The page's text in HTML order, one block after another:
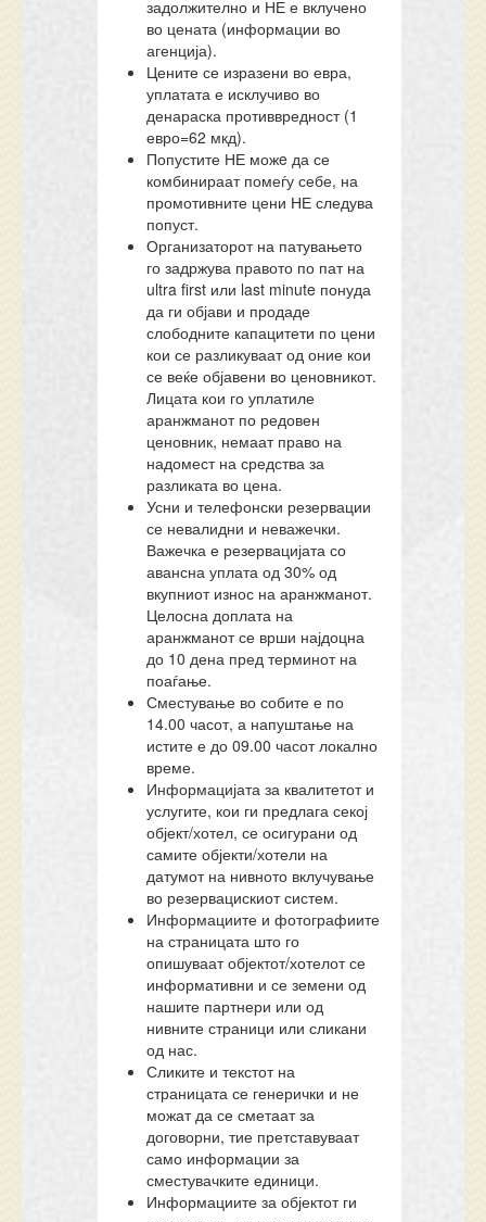
задолжително и НЕ е вклучено
во цената (информации во
агенција).
Цените се изразени во евра,
уплатата е исклучиво во
денараска противвредност (1
евро=62 мкд).
Попустите НЕ можe да се
комбинираат помеѓу себе, на
промотивните цени НЕ следува
попуст.
Организаторот на патувањето
го задржува правото по пат на
ultra first или last minute понуда
да ги објави и продаде
слободните капацитети по цени
кои се разликуваат од оние кои
се веќе објавени во ценовникот.
Лицата кои го уплатиле
аранжманот по редовен
ценовник, немаат право на
надомест на средства за
разликата во цена.
Усни и телефонски резервации
се невалидни и неважечки.
Важечка е резервацијата со
авансна уплата од 30% од
вкупниот износ на аранжманот.
Целосна доплата на
аранжманот се врши најдоцна
до 10 дена пред терминот на
поаѓање.
Сместување во собите е по
14.00 часот, а напуштање на
истите е до 09.00 часот локално
време.
Информацијата за квалитетот и
услугите, кои ги предлага секој
објект/хотел, се осигурани од
самите објекти/хотели на
датумот на нивното вклучување
во резервацискиот систем.
Информациите и фотографиите
на страницата што го
опишуваат објектот/хотелот се
информативни и се земени од
нашите партнери или од
нивните страници или сликани
од нас.
Сликите и текстот на
страницата се генерички и не
можат да се сметаат за
договорни, тие претставуваат
само информации за
сместувачките единици.
Информациите за објектот ги